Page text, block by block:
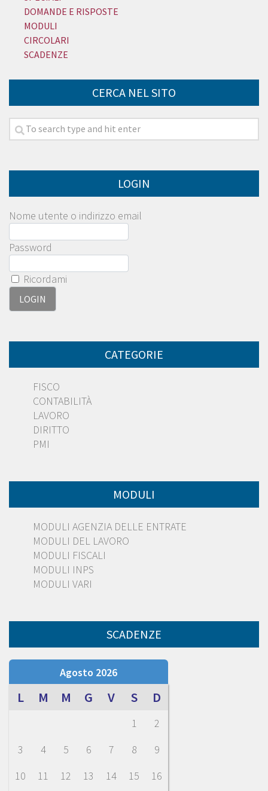
DOMANDE E RISPOSTE
MODULI
CIRCOLARI
SCADENZE
CERCA NEL SITO
LOGIN
Nome utente o indirizzo email
Password
Ricordami
CATEGORIE
FISCO
CONTABILITÀ
LAVORO
DIRITTO
PMI
MODULI
MODULI AGENZIA DELLE ENTRATE
MODULI DEL LAVORO
MODULI FISCALI
MODULI INPS
MODULI VARI
SCADENZE
Agosto 2026
L M M G V S D
1
2
3
4 5 6 7 8
9
10
11 12 13 14 15
16